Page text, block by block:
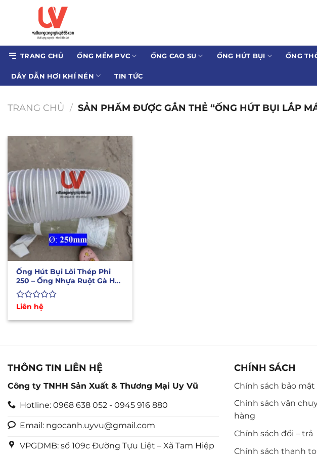
dung
TRANG CHỦ ỐNG MỀM PVC ỐNG CAO SU ỐNG HÚT BỤI ỐNG
DÂY DẪN HƠI KHÍ NÉN TIN TỨC
TRANG CHỦ / SẢN PHẨM ĐƯỢC GẮN THẺ “ỐNG HÚT BỤI LẮP
Ống Hút Bụi Lõi Thép Phi
250 – Ống Nhựa Ruột Gà Hút
Bụi
Được
hạng
Liên hệ
THÔNG TIN LIÊN HỆ
Công ty TNHH Sản Xuất & Thương Mại Uy Vũ
Hotline: 0968 638 052 - 0945 916 880
Email: ngocanh.uyvu@gmail.com
VPGDMB: số 109c Đường Tựu Liệt – Xã Tam Hiệp
CHÍNH SÁCH
Chính sách bảo mật
Chính sách vận
hàng
Chính sách đổi – trả
Chính sách thanh